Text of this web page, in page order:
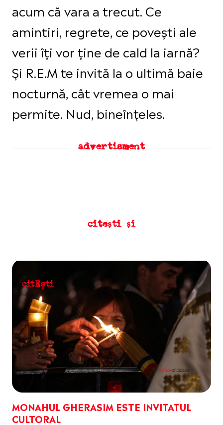
acum că vara a trecut. Ce
amintiri, regrete, ce povești ale
verii îți vor ține de cald la iarnă?
Și R.E.M te invită la o ultimă baie
nocturnă, cât vremea o mai
permite. Nud, bineînțeles.
advertisment
citești și
MONAHUL GHERASIM ESTE INVITATUL
CULTORAL